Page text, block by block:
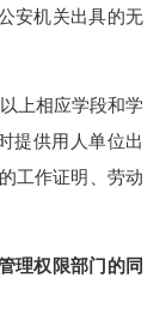
安机关出具的无
上相应学段和学
提供用人单位出
工作证明、劳动
理权限部门的同